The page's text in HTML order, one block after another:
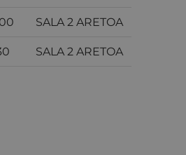
SALA 2 ARETOA
SALA 2 ARETOA